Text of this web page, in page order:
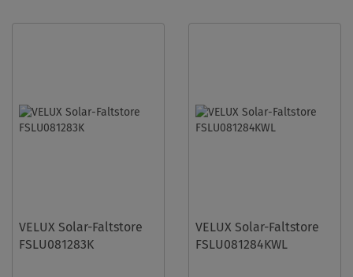
VELUX Solar-Faltstore
FSLU081283K
VELUX Solar-Faltstore
FSLU081284KWL